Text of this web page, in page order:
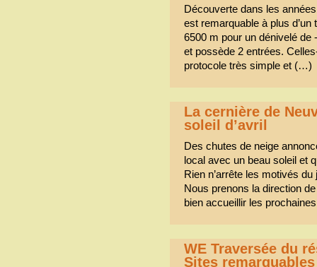
Découverte dans les
est remarquable à plus
6500 m pour un dénivelé
et possède 2 entrées.
protocole très simple et (…)
La cernière de
soleil d’avril
Des chutes de neige
local avec un beau soleil et
Rien n’arrête les motivés du
Nous prenons la direction
bien accueillir les
WE Traversée du
Sites